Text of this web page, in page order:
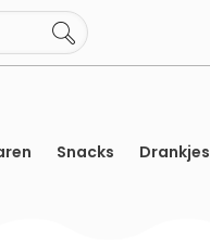
Snacks Drankjes